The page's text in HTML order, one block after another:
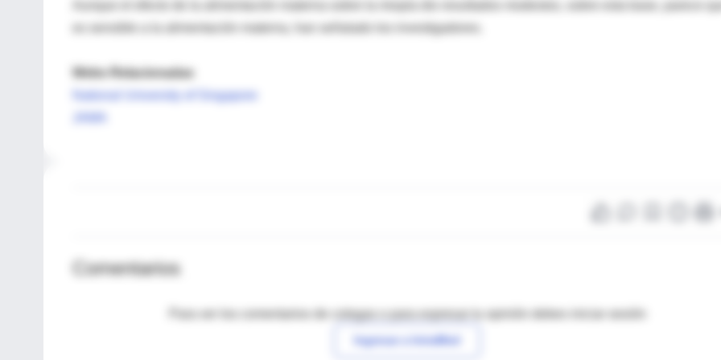
Aunque el efecto de la alimentación materna sobre la miopía dio resultados modestos, sobre esta base, parece
es sensible a la alimentación materna, han señalado los investigadores.
Webs Relacionadas
National University of Singapore
Comentarios
Para ver los comentarios de colegas o para expresar tu opinión debes iniciar sesión
Ingresar a IntraMed